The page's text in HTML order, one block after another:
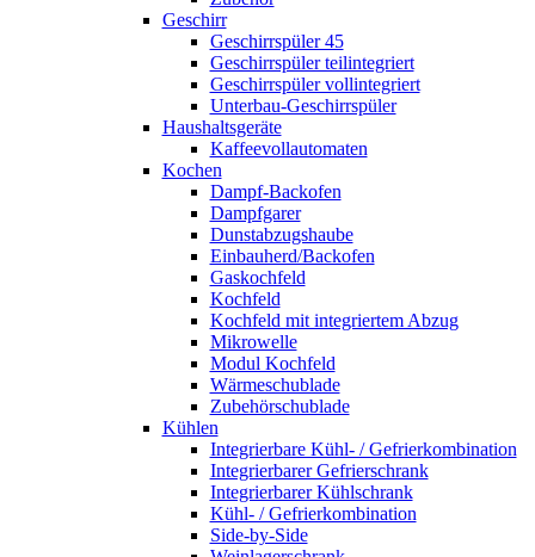
Geschirr
Geschirrspüler 45
Geschirrspüler teilintegriert
Geschirrspüler vollintegriert
Unterbau-Geschirrspüler
Haushaltsgeräte
Kaffeevollautomaten
Kochen
Dampf-Backofen
Dampfgarer
Dunstabzugshaube
Einbauherd/Backofen
Gaskochfeld
Kochfeld
Kochfeld mit integriertem Abzug
Mikrowelle
Modul Kochfeld
Wärmeschublade
Zubehörschublade
Kühlen
Integrierbare Kühl- / Gefrierkombination
Integrierbarer Gefrierschrank
Integrierbarer Kühlschrank
Kühl- / Gefrierkombination
Side-by-Side